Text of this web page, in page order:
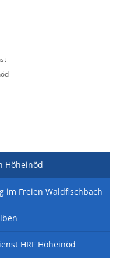
Höheinöd
im Freien Waldfischbach
HRF Höheinöd